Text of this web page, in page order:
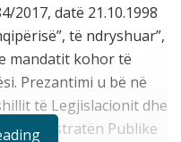
2017, datë 21.10.1998
të ndryshuar”,
mandatit kohor të
Prezantimi u bë në
të Legjislacionit dhe
Administratën Publike